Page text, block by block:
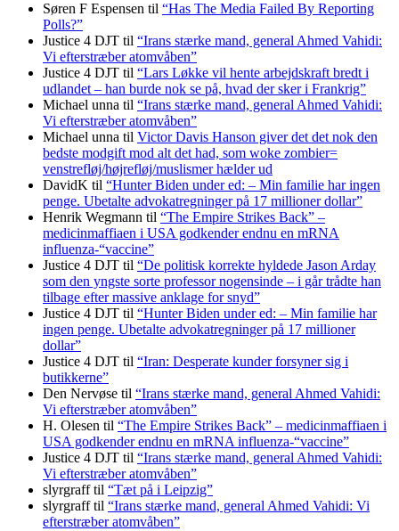
Søren F Espensen til “Has The Media Failed By Reporting
Polls?”
Justice 4 DJT til “Irans stærke mand, general Ahmed Vahidi:
Vi efterstræber atomvåben”
Justice 4 DJT til “Lars Løkke vil hente arbejdskraft bredt i
udlandet – han burde nok se på, hvad der sker i Frankrig”
Michael unna til “Irans stærke mand, general Ahmed Vahidi:
Vi efterstræber atomvåben”
Michael unna til Victor Davis Hanson giver det det nok den
bedste modgift mod alt det had, som woke zombier=
venstrefløj/højrefløj/muslismer hælder ud
DavidK til “Hunter Biden under ed: – Min familie har ingen
penge. Ubetalte advokat­regninger på 17 millioner dollar”
Henrik Wegmann til “The Empire Strikes Back” –
medicinmaffiaen i USA godkender endnu en mRNA
influenza-“vaccine”
Justice 4 DJT til “De politisk korrekte hyldede Jason Arday
som den yngste sorte professor nogensinde – i går trådte han
tilbage efter massive anklage for snyd”
Justice 4 DJT til “Hunter Biden under ed: – Min familie har
ingen penge. Ubetalte advokat­regninger på 17 millioner
dollar”
Justice 4 DJT til “Iran: Desperate kunder forsyner sig i
butikkerne”
Den Nervøse til “Irans stærke mand, general Ahmed Vahidi:
Vi efterstræber atomvåben”
H. Olesen til “The Empire Strikes Back” – medicinmaffiaen i
USA godkender endnu en mRNA influenza-“vaccine”
Justice 4 DJT til “Irans stærke mand, general Ahmed Vahidi:
Vi efterstræber atomvåben”
slyrgrafftil “Tæt på i Leipzig”
slyrgrafftil “Irans stærke mand, general Ahmed Vahidi: Vi
efterstræber atomvåben”